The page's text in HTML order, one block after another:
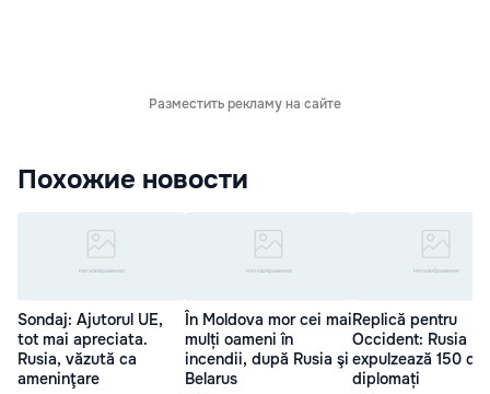
Разместить рекламу на сайте
Похожие новости
Sondaj: Ajutorul UE,
tot mai apreciata.
Rusia, văzută ca
ameninţare
În Moldova mor cei mai
mulți oameni în
incendii, după Rusia şi
Belarus
Replică pentru
Occident: Rusia
expulzează 150 de
diplomați